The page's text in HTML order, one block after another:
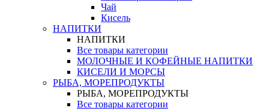
Чай
Кисель
НАПИТКИ
НАПИТКИ
Все товары категории
МОЛОЧНЫЕ И КОФЕЙНЫЕ НАПИТКИ
КИСЕЛИ И МОРСЫ
РЫБА, МОРЕПРОДУКТЫ
РЫБА, МОРЕПРОДУКТЫ
Все товары категории